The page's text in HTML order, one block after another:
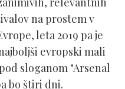
na prostem v
leta 2019 pa je
evropski mali
sloganom "Arsenal
bo štiri dni.